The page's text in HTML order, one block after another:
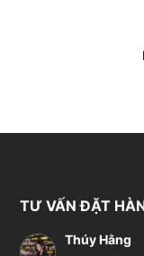
TƯ VẤN ĐẶT
Thúy Hằng